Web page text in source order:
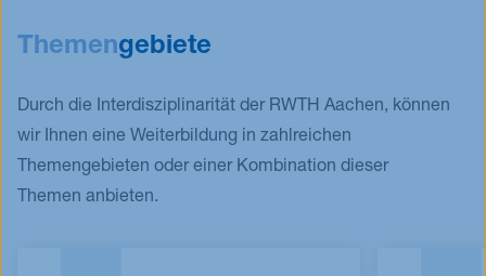
Themengebiete
Durch die Interdisziplinarität der RWTH Aachen, können
wir Ihnen eine Weiterbildung in zahlreichen
Themengebieten oder einer Kombination dieser
Themen anbieten.